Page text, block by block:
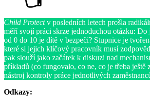
Child Protectv posledních letech prošla
měří svojí práci skrze jednoduchou otázku: Do
od 0 do 10 je dítě v bezpečí? Stupnice je
které si jejich klíčový pracovník musí
pak slouží jako začátek k diskuzi nad
příkladů (co fungovalo, co ne, co je třeba ještě
nástroj kontroly práce jednotlivých
Odkazy: